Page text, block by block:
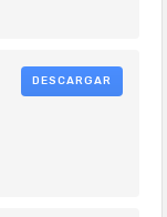
DESCARGAR